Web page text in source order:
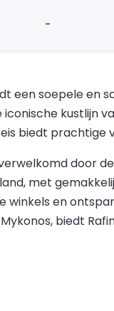
-
een soepele en
kustlijn
biedt
door
met
winkels en
biedt